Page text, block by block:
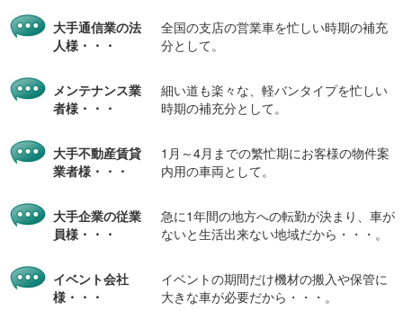
大手通信業の法
人様・・・
全国の支店の営業車を忙しい時期の補充
分として。
メンテナンス業
者様・・・
細い道も楽々な、軽バンタイプを忙しい
時期の補充分として。
大手不動産賃貸
業者様・・・
1月～4月までの繁忙期にお客様の物件案
内用の車両として。
大手企業の従業
員様・・・
急に1年間の地方への転勤が決まり、車が
ないと生活出来ない地域だから・・・。
イベント会社
様・・・
イベントの期間だけ機材の搬入や保管に
大きな車が必要だから・・・。